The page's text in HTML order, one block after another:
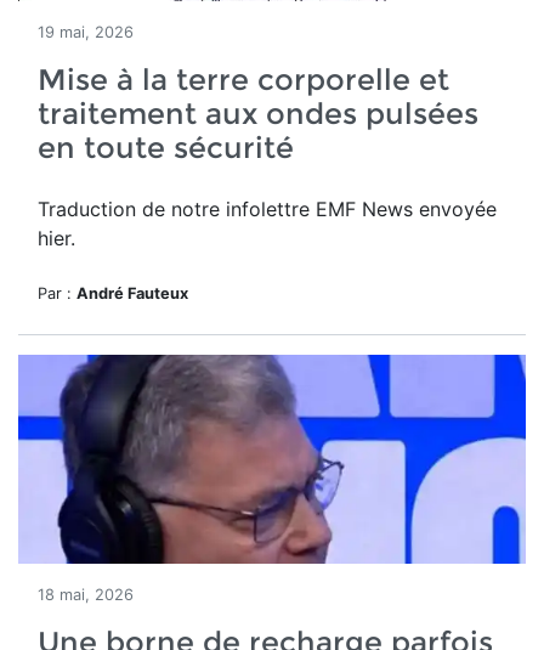
19 mai, 2026
Mise à la terre corporelle et
traitement aux ondes pulsées
en toute sécurité
Traduction de notre infolettre EMF News envoyée
hier.
Par : André Fauteux
18 mai, 2026
Une borne de recharge parfois